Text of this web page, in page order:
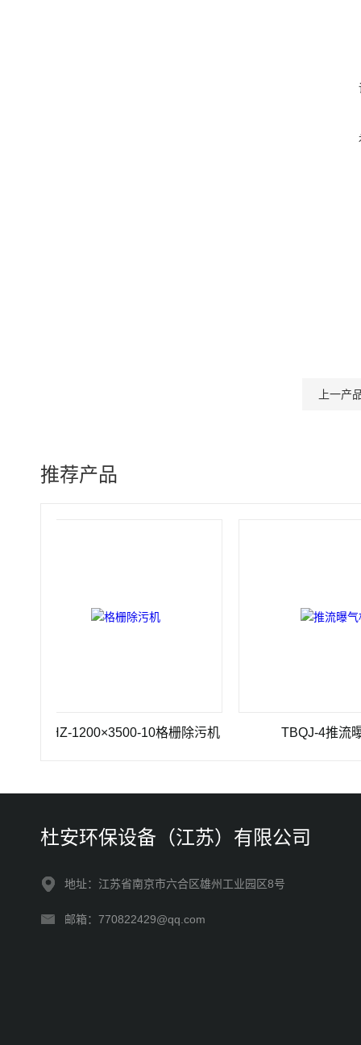
上一产
推荐产品
1200×3500-10格栅除污机 TBQJ-4推流曝气机
杜安环保设备（江苏）有限公司
地址：江苏省南京市六合区雄州工业园区8号
邮箱：770822429@qq.com